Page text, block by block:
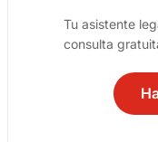
Tu asistente
consulta